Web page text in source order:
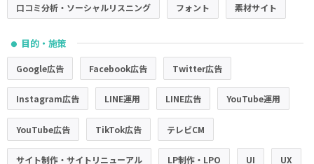
口コミ分析・ソーシャルリスニング フォント 素材サイト
● 目的・施策
Google広告 Facebook広告 Twitter広告
Instagram広告 LINE運用 LINE広告 YouTube運用
YouTube広告 TikTok広告 テレビCM
サイト制作・サイトリニューアル LP制作・LPO UI UX